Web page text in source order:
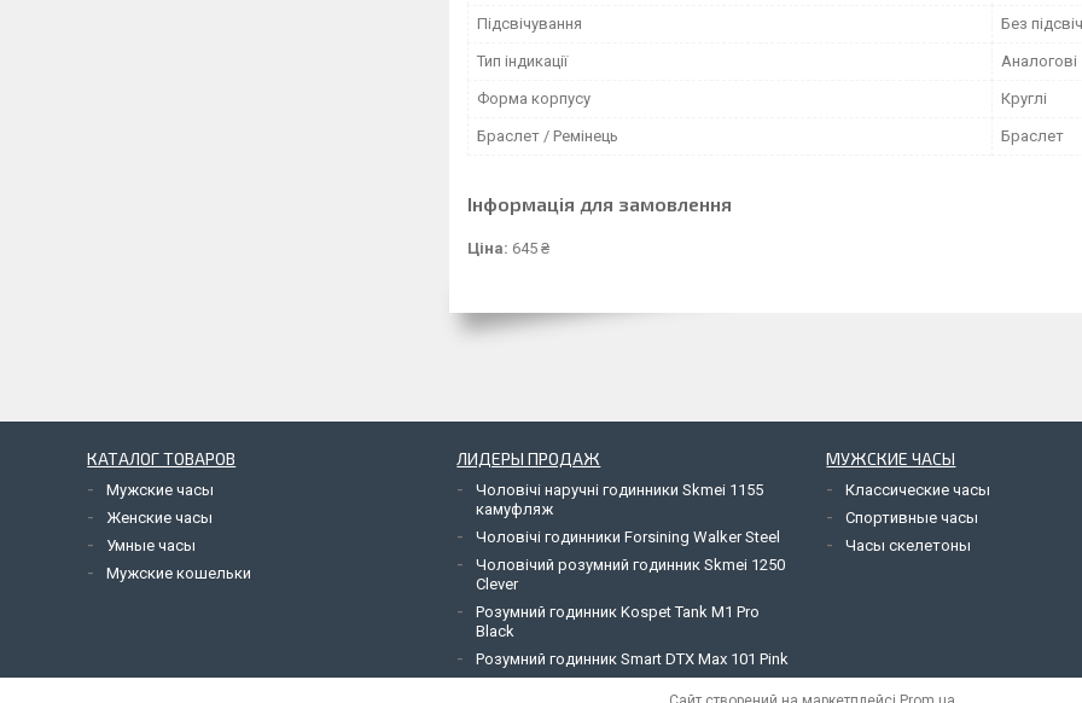
Підсвічування Без
Тип індикації Аналогові
Форма корпусу Круглі
Браслет / Ремінець Браслет
Інформація для замовлення
Ціна: 645 ₴
КАТАЛОГ ТОВАРОВ
Мужские часы
Женские часы
Умные часы
Мужские кошельки
ЛИДЕРЫ ПРОДАЖ
Чоловічі наручні годинники Skmei 1155
камуфляж
Чоловічі годинники Forsining Walker Steel
Чоловічий розумний годинник Skmei 1250
Clever
Розумний годинник Kospet Tank M1 Pro
Black
Розумний годинник Smart DTX Max 101 Pink
МУЖСКИЕ ЧАСЫ
Классические часы
Спортивные часы
Часы скелетоны